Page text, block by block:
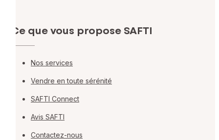
Ce que vous propose SAFTI
Nos services
Vendre en toute sérénité
SAFTI Connect
Avis SAFTI
Contactez-nous